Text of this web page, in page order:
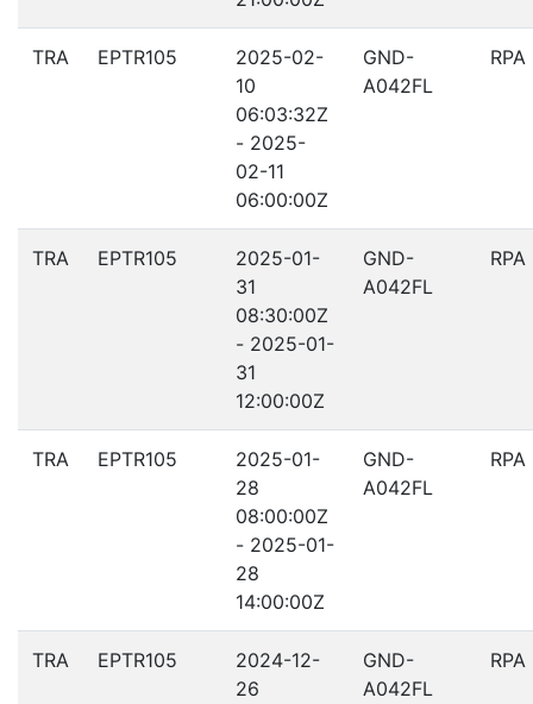
TRA EPTR105
2025-02-
10
06:03:32Z
- 2025-
02-11
06:00:00Z
GND-
A042FL
RPA
TRA EPTR105
2025-01-
31
08:30:00Z
- 2025-01-
31
12:00:00Z
GND-
A042FL
RPA
TRA EPTR105
2025-01-
28
08:00:00Z
- 2025-01-
28
14:00:00Z
GND-
A042FL
RPA
TRA EPTR105
2024-12-
26
GND-
A042FL
RPA